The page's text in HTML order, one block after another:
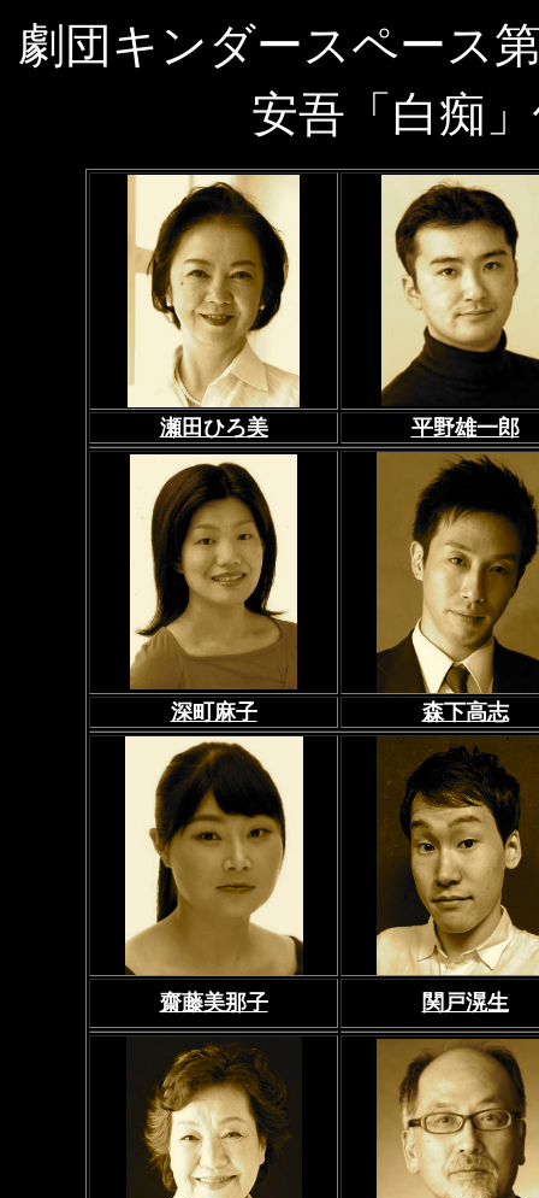
劇団キンダースペース
安吾「白痴
瀬田ひろ美 平野雄一郎
深町麻子 森下高志
齋藤美那子 関戸滉生